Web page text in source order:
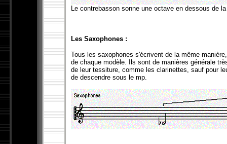
Le contrebasson sonne une octave en dessous de
Les Saxophones :
Tous les saxophones s'écrivent de la même
de chaque modèle. Ils sont de manières générale
de leur tessiture, comme les clarinettes, sauf pour
de descendre sous le mp.